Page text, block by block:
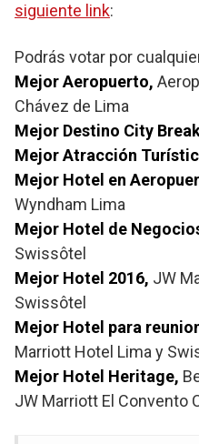
siguiente link:
Podrás votar por
Mejor Aeropuerto,
Chávez de Lima
Mejor Destino City
Mejor Atracción
Mejor Hotel en
Wyndham Lima
Mejor Hotel de
Swissôtel
Mejor Hotel 2016, JW
Swissôtel
Mejor Hotel para
Marriott Hotel Lima y
Mejor Hotel Heritage,
JW Marriott El Convento